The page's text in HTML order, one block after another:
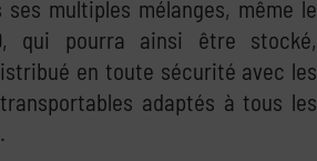
ses multiples mélanges, même le
qui pourra ainsi être stocké,
en toute sécurité avec les
adaptés à tous les